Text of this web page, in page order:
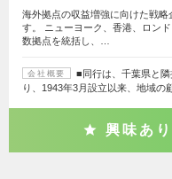
海外拠点の収益増強に向けた戦略
す。 ニューヨーク、香港、ロン
数拠点を統括し、…
会社概要
■同行は、千葉県と
り、1943年3月設立以来、地域の
興味あり